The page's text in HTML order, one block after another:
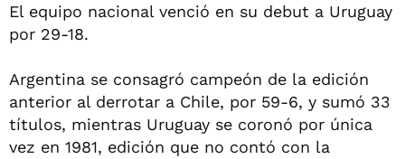
El equipo nacional venció en su debut a Uruguay
por 29-18.
Argentina se consagró campeón de la edición
anterior al derrotar a Chile, por 59-6, y sumó 33
títulos, mientras Uruguay se coronó por única
vez en 1981, edición que no contó con la